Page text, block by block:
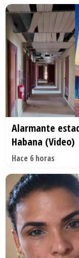
Alarmante
Habana (Video)
Hace 6 horas